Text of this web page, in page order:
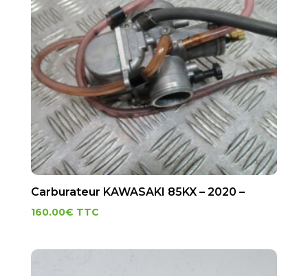
Carburateur KAWASAKI 85KX – 2020 –
160.00€ TTC